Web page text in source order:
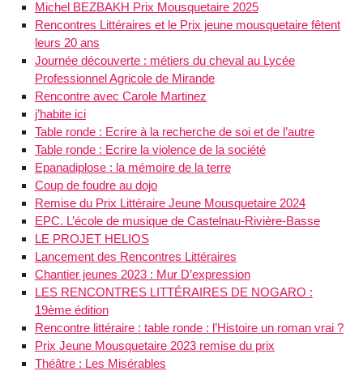
Michel BEZBAKH Prix Mousquetaire 2025
Rencontres Littéraires et le Prix jeune mousquetaire fêtent
leurs 20 ans
Journée découverte : métiers du cheval au Lycée
Professionnel Agricole de Mirande
Rencontre avec Carole Martinez
j’habite ici
Table ronde : Ecrire à la recherche de soi et de l’autre
Table ronde : Ecrire la violence de la société
Epanadiplose : la mémoire de la terre
Coup de foudre au dojo
Remise du Prix Littéraire Jeune Mousquetaire 2024
EPC. L’école de musique de Castelnau-Rivière-Basse
LE PROJET HELIOS
Lancement des Rencontres Littéraires
Chantier jeunes 2023 : Mur D’expression
LES RENCONTRES LITTÉRAIRES DE NOGARO :
19ème édition
Rencontre littéraire : table ronde : l’Histoire un roman vrai ?
Prix Jeune Mousquetaire 2023 remise du prix
Théâtre : Les Misérables